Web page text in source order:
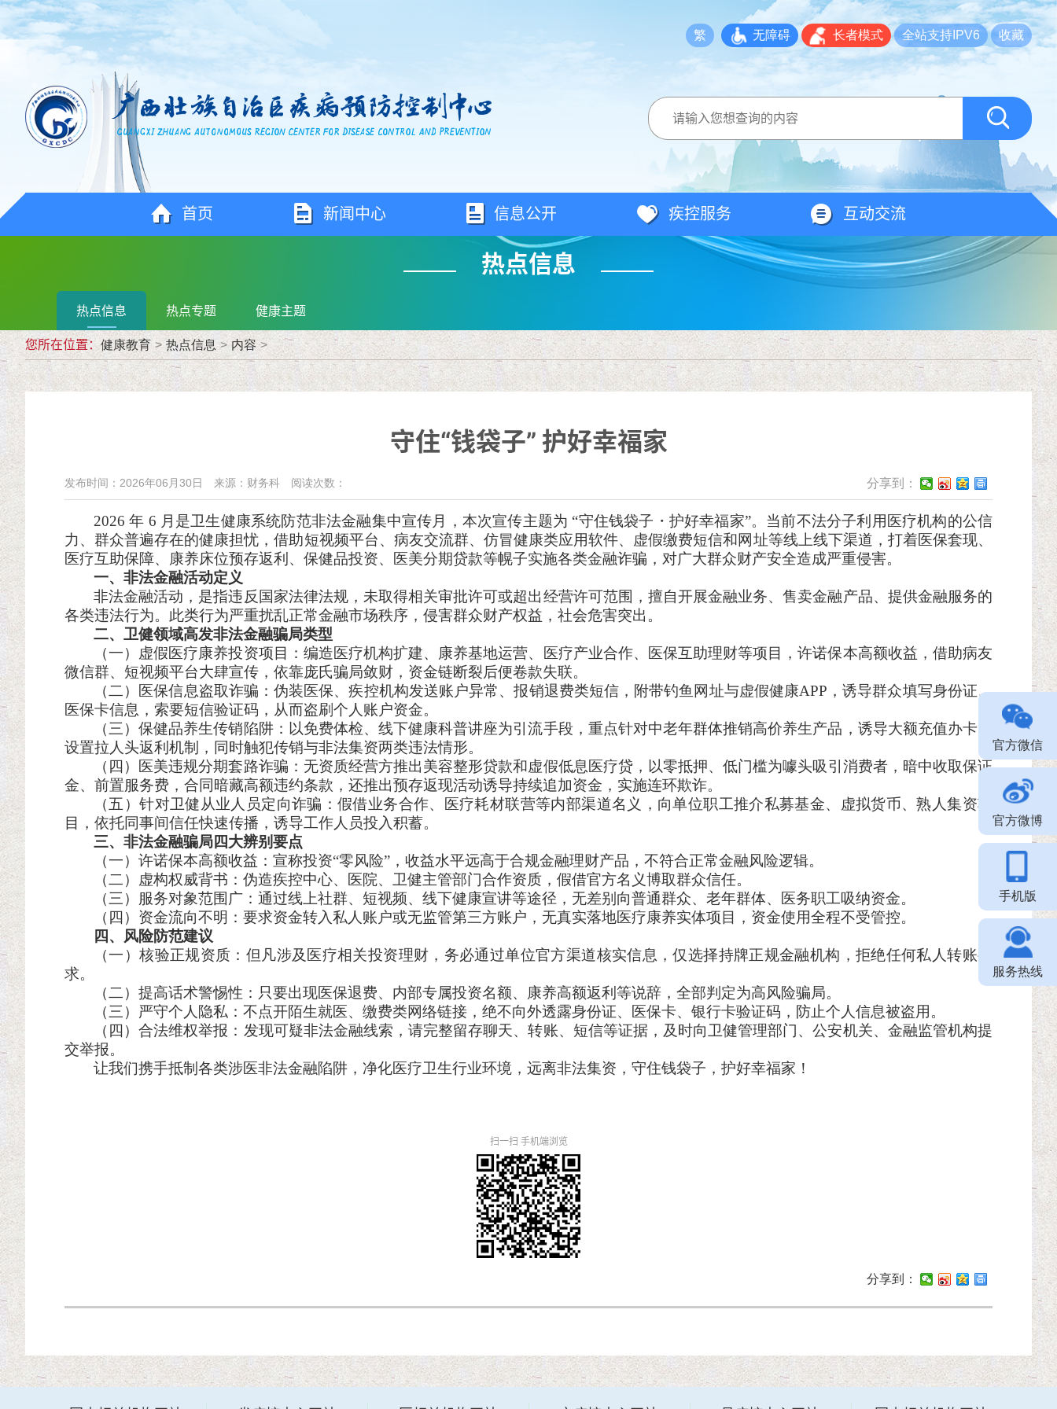
繁 无障碍 长者模式 全站支持IPV6 收藏
首页 新闻中心 信息公开 疾控服务 互动交流
热点信息
热点信息 热点专题 健康主题
您所在位置： 健康教育 > 热点信息 > 内容 >
守住“钱袋子” 护好幸福家
发布时间：2026年06月30日 来源：财务科 阅读次数： 分享到：
2026 年 6 月是卫生健康系统防范非法金融集中宣传月，本次宣传主题为 “守住钱袋子・护好幸福家”。当前不法分子利用医疗机构的公信
力、群众普遍存在的健康担忧，借助短视频平台、病友交流群、仿冒健康类应用软件、虚假缴费短信和网址等线上线下渠道，打着医保套现、
医疗互助保障、康养床位预存返利、保健品投资、医美分期贷款等幌子实施各类金融诈骗，对广大群众财产安全造成严重侵害。
一、非法金融活动定义
非法金融活动，是指违反国家法律法规，未取得相关审批许可或超出经营许可范围，擅自开展金融业务、售卖金融产品、提供金融服务的
各类违法行为。此类行为严重扰乱正常金融市场秩序，侵害群众财产权益，社会危害突出。
二、卫健领域高发非法金融骗局类型
（一）虚假医疗康养投资项目：编造医疗机构扩建、康养基地运营、医疗产业合作、医保互助理财等项目，许诺保本高额收益，借助病友
微信群、短视频平台大肆宣传，依靠庞氏骗局敛财，资金链断裂后便卷款失联。
（二）医保信息盗取诈骗：伪装医保、疾控机构发送账户异常、报销退费类短信，附带钓鱼网址与虚假健康APP，诱导群众填写身份证、
医保卡信息，索要短信验证码，从而盗刷个人账户资金。
（三）保健品养生传销陷阱：以免费体检、线下健康科普讲座为引流手段，重点针对中老年群体推销高价养生产品，诱导大额充值办卡，
设置拉人头返利机制，同时触犯传销与非法集资两类违法情形。
（四）医美违规分期套路诈骗：无资质经营方推出美容整形贷款和虚假低息医疗贷， 以零抵押、低门槛为噱头吸引消费者，暗中收取保证
金、前置服务费，合同暗藏高额违约条款，还推出预存返现活动诱导持续追加资金，实施连环欺诈。
（五）针对卫健从业人员定向诈骗：假借业务合作、医疗耗材联营等内部渠道名义，向单位职工推介私募基金、虚拟货币、熟人集资项
目，依托同事间信任快速传播，诱导工作人员投入积蓄。
三、非法金融骗局四大辨别要点
（一）许诺保本高额收益：宣称投资“零风险”，收益水平远高于合规金融理财产品，不符合正常金融风险逻辑。
（二） 虚构权威背书： 伪造疾控中心、医院、卫健主管部门合作资质，假借官方名义博取群众信任。
（三）服务对象范围广：通过线上社群、短视频、线下健康宣讲等途径，无差别向普通群众、老年群体、医务职工吸纳资金。
（四） 资金流向不明： 要求资金转入私人账户或无监管第三方账户，无真实落地医疗康养实体项目，资金使用全程不受管控。
四、风险防范建议
（一）核验正规资质：但凡涉及医疗相关投资理财，务必通过单位官方渠道核实信息，仅选择持牌正规金融机构，拒绝任何私人转账要
求。
（二）提高话术警惕性：只要出现医保退费、内部专属投资名额、康养高额返利等说辞，全部判定为高风险骗局。
（三）严守个人隐私：不点开陌生就医、缴费类网络链接，绝不向外透露身份证、医保卡、银行卡验证码，防止个人信息被盗用。
（四）合法维权举报：发现可疑非法金融线索，请完整留存聊天、转账、短信等证据，及时向卫健管理部门、公安机关、金融监管机构提
交举报。
让我们携手抵制各类涉医非法金融陷阱，净化医疗卫生行业环境， 远离非法集资， 守住钱袋子，护好幸福家！
扫一扫 手机端浏览
分享到：
官方微信
官方微博
手机版
服务热线